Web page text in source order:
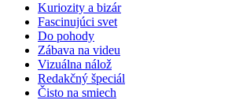
Kuriozity a bizár
Fascinujúci svet
Do pohody
Zábava na videu
Vizuálna nálož
Redakčný špeciál
Čisto na smiech